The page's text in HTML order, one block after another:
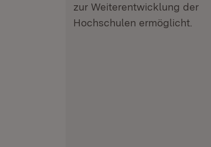
zur Weiterentwicklung der
Hochschulen ermöglicht.